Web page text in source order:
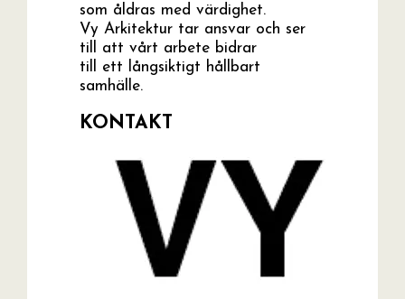
som åldras med värdighet.
Vy Arkitektur tar ansvar och ser
till att vårt arbete bidrar
till ett långsiktigt hållbart
samhälle.
KONTAKT
Mobil:
070 693 07 73
E-mail:
linnea@vyarkitektur.se
http://www.vyarkitektur.se